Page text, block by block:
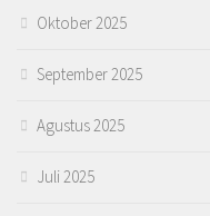
Oktober 2025
September 2025
Agustus 2025
Juli 2025